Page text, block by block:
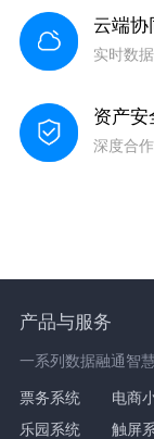
云端协
实时数
资产安
深度合
产品与服务
一系列数据融通智
票务系统 电商
乐园系统
触屏